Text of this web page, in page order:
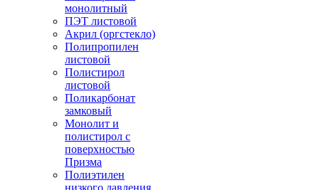
монолитный
ПЭТ листовой
Акрил (оргстекло)
Полипропилен
листовой
Полистирол
листовой
Поликарбонат
замковый
Монолит и
полистирол с
поверхностью
Призма
Полиэтилен
низкого давления